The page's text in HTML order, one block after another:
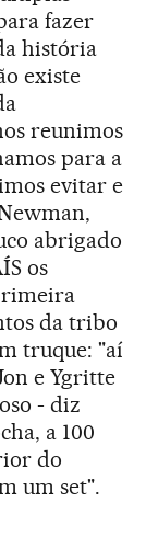
fazer
história
existe
reunimos
para a
evitar e
abrigado
os
da tribo
truque: "aí
e Ygritte
- diz
a 100
do
um set".